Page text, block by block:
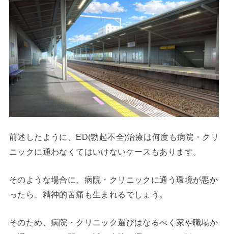
前述したように、ED(勃起不全)治療は何度も病院・クリ
ニックに通わなくてはいけないケースもあります。
そのような場合に、病院・クリニックに通う環境が悪か
ったら、精神的苦痛も生まれるでしょう。
そのため、病院・クリニック選びはなるべく家や職場か